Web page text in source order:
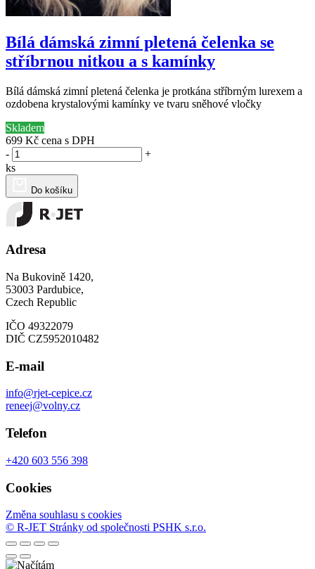
Bílá dámská zimní pletená čelenka se
stříbrnou nitkou a s kamínky
Bílá dámská zimní pletená čelenka je protkána stříbrným lurexem a
ozdobena krystalovými kamínky ve tvaru sněhové vločky
Skladem
699 Kč cena s DPH
-
+
ks
Do košíku
Adresa
Na Bukovině 1420,
53003 Pardubice,
Czech Republic
IČO 49322079
DIČ CZ5952010482
E-mail
info@rjet-cepice.cz
reneej@volny.cz
Telefon
+420 603 556 398
Cookies
Změna souhlasu s cookies
© R-JET Stránky od společnosti PSHK s.r.o.